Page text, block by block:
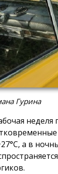
Гурина
неделя
а в